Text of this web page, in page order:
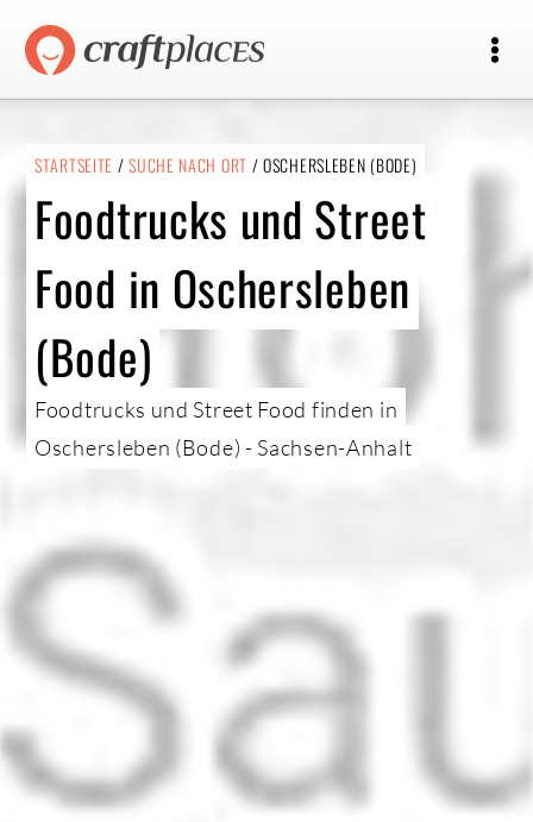
STARTSEITE /SUCHE NACH ORT / OSCHERSLEBEN (BODE)
Foodtrucks und Street
Food in Oschersleben
(Bode)
Foodtrucks und Street Food finden in
Oschersleben (Bode) - Sachsen-Anhalt